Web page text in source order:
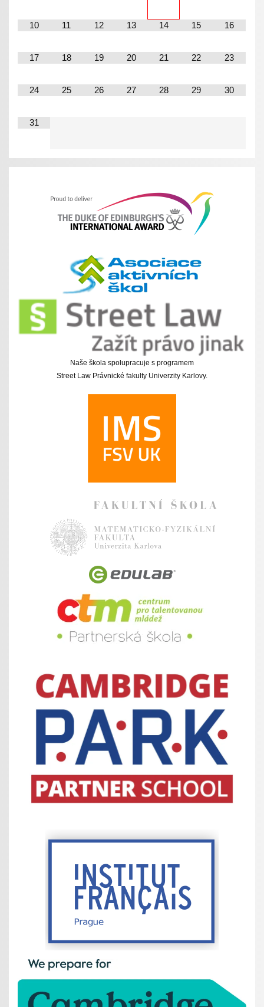
10 11 12 13 14 15 16
17 18 19 20 21 22 23
24 25 26 27 28 29 30
31
Naše škola spolupracuje s programem
Street Law Právnické fakulty Univerzity Karlovy.